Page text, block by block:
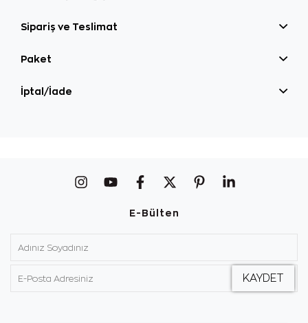
Sipariş ve Teslimat
Paket
İptal/İade
E-Bülten